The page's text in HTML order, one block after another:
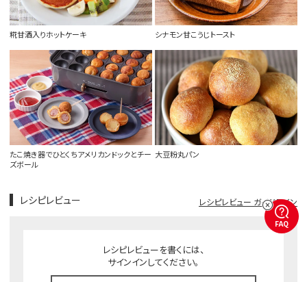
糀甘酒入りホットケーキ シナモン甘こうじトースト
たこ焼き器でひとくちアメリカンドックとチー
ズボール
大豆粉丸パン
レシピレビュー レシピレビュー ガイドライン
レシピレビューを書くには、
サインインしてください。
FAQ